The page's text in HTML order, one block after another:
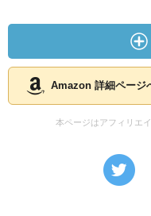
Amazon 詳細ページ
本ページはアフィリエ